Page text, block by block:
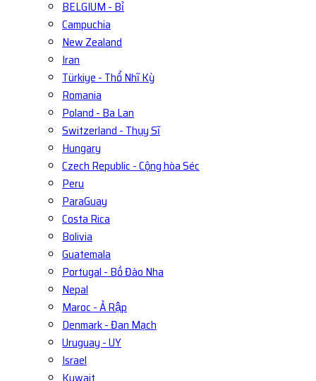
BELGIUM - Bỉ
Campuchia
New Zealand
Iran
Türkiye - Thổ Nhĩ Kỳ
Romania
Poland - Ba Lan
Switzerland - Thụy Sĩ
Hungary
Czech Republic - Cộng hòa Séc
Peru
ParaGuay
Costa Rica
Bolivia
Guatemala
Portugal - Bồ Đào Nha
Nepal
Maroc - Ả Rập
Denmark - Đan Mạch
Uruguay - UY
Israel